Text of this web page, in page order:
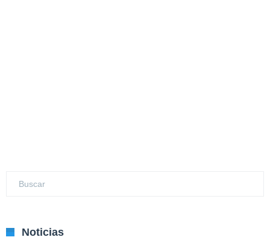
Noticias